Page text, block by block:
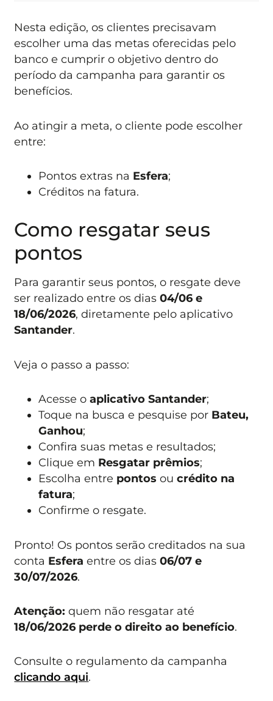
Nesta edição, os clientes precisavam
escolher uma das metas oferecidas pelo
banco e cumprir o objetivo dentro do
período da campanha para garantir os
benefícios.
Ao atingir a meta, o cliente pode escolher
entre:
Pontos extras na Esfera;
Créditos na fatura.
Como resgatar seus
pontos
Para garantir seus pontos, o resgate deve
ser realizado entre os dias04/06 e
18/06/2026, diretamente pelo aplicativo
Santander.
Veja o passo a passo:
Acesse oaplicativo Santander;
Toque na busca e pesquise por Bateu,
Ganhou;
Confira suas metas e resultados;
Clique em Resgatar prêmios;
Escolha entre pontos oucrédito na
fatura;
Confirme o resgate.
Pronto! Os pontos serão creditados na sua
conta Esfera entre os dias06/07 e
30/07/2026.
Atenção: quem não resgatar até
18/06/2026 perde o direito ao benefício.
Consulte o regulamento da campanha
clicando aqui.